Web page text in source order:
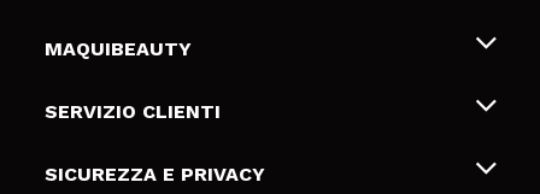
MAQUIBEAUTY
Chi siamo
Gift Cards
SERVIZIO CLIENTI
Spedizioni & Resi
SICUREZZA E PRIVACY